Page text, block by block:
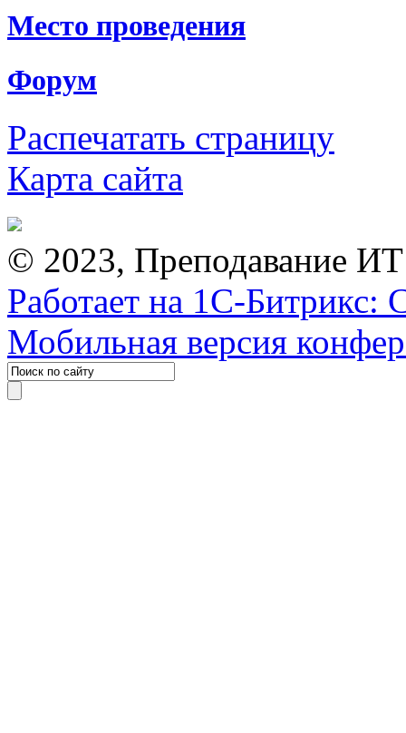
Место проведения
Форум
Распечатать страницу
Карта сайта
© 2023, Преподавание
Работает на 1С-Битрикс:
Мобильная версия